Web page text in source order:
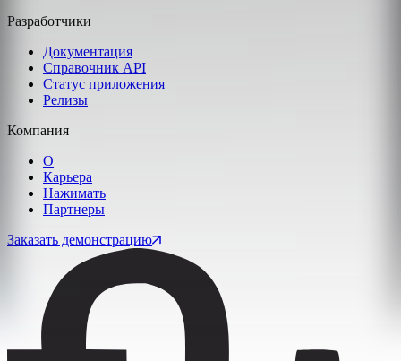
Разработчики
Документация
Справочник API
Статус приложения
Релизы
Компания
О
Карьера
Нажимать
Партнеры
Заказать демонстрацию